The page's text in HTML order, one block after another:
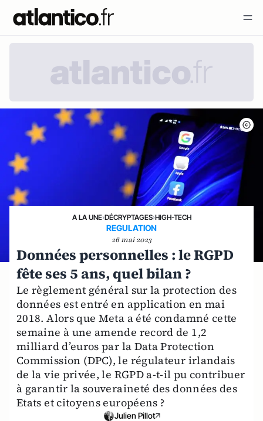
A LA UNE›DÉCRYPTAGES›HIGH-TECH
REGULATION
26 mai 2023
Données personnelles : le RGPD
fête ses 5 ans, quel bilan ?
Le règlement général sur la protection des
données est entré en application en mai
2018. Alors que Meta a été condamné cette
semaine à une amende record de 1,2
milliard d’euros par la Data Protection
Commission (DPC), le régulateur irlandais
de la vie privée, le RGPD a-t-il pu contribuer
à garantir la souveraineté des données des
Etats et citoyens européens ?
Julien Pillot